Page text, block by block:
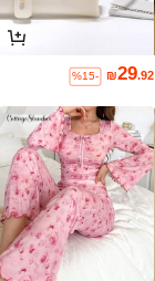
₪29.92
%15-